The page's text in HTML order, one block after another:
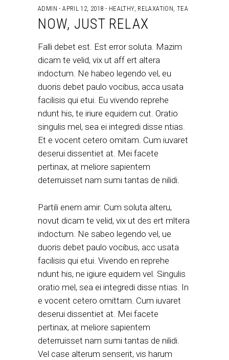
ADMIN APRIL 12, 2018 HEALTHY, RELAXATION, TEA
NOW, JUST RELAX
Falli debet est. Est error soluta. Mazim
dicam te velid, vix ut aff ert altera
indoctum. Ne habeo legendo vel, eu
duoris debet paulo vocibus, acca usata
facilisis qui etui. Eu vivendo reprehe
ndunt his, te iriure equidem cut. Oratio
singulis mel, sea ei integredi disse ntias.
Et e vocent cetero omitam. Cum iuvaret
deserui dissentiet at. Mei facete
pertinax, at meliore sapientem
deterruisset nam sumi tantas de nilidi.
Partili enem amir. Cum soluta alteru,
novut dicam te velid, vix ut des ert mltera
indoctum. Ne sabeo legendo vel, ue
duoris debet paulo vocibus, acc usata
facilisis qui etui. Vivendo en reprehe
ndunt his, ne igiure equidem vel. Singulis
oratio mel, sea ei integredi disse ntias. In
e vocent cetero omittam. Cum iuvaret
deserui dissentiet at. Mei facete
pertinax, at meliore sapientem
deterruisset nam sumi tantas de nilidi.
Vel case alterum senserit, vis harum